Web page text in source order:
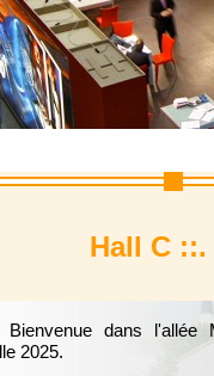
Hall C
Bienvenue dans l'allée
2025.